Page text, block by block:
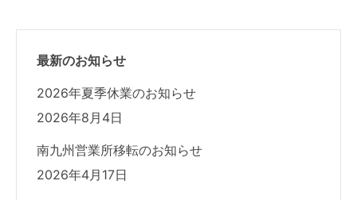
ー
最新のお知らせ
2026年夏季休業のお知らせ
2026年8月4日
南九州営業所移転のお知らせ
2026年4月17日